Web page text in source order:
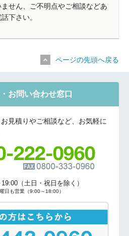
せん、ご不明点やご相談などあ
下さい。
ページの先頭へ戻る
お問い合わせ窓口
見積りやご相談など、お気軽に
（土日・祝日を除く）
日も営業（9:00～18:00）